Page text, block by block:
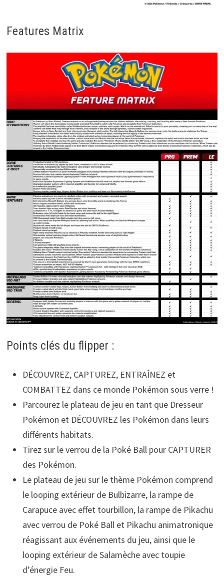
Features Matrix
Points clés du flipper :
DÉCOUVREZ, CAPTUREZ, ENTRAÎNEZ et
COMBATTEZ dans ce monde Pokémon sous verre !
Parcourez le plateau de jeu en tant que Dresseur
Pokémon et DÉCOUVREZ les Pokémon dans leurs
différents habitats.
Tirez sur le verrou de la Poké Ball pour CAPTURER
des Pokémon.
Le plateau de jeu sur le thème Pokémon comprend
le looping extérieur de Bulbizarre, la rampe de
Carapuce avec effet tourbillon, la rampe de Pikachu
avec verrou de Poké Ball et Pikachu animatronique
réagissant aux événements du jeu, ainsi que le
looping extérieur de Salamèche avec toupie
d’énergie Feu.